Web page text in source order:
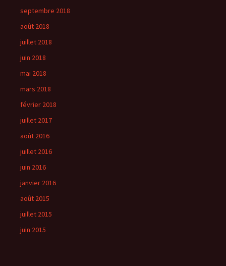
septembre 2018
août 2018
juillet 2018
juin 2018
mai 2018
mars 2018
février 2018
juillet 2017
août 2016
juillet 2016
juin 2016
janvier 2016
août 2015
juillet 2015
juin 2015